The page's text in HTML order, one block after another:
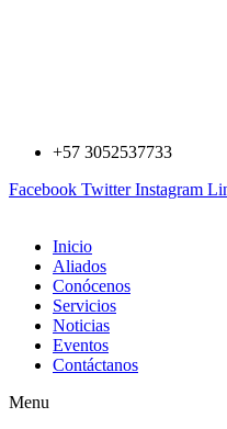
+57 3052537733
Facebook Twitter Instagram
Inicio
Aliados
Conócenos
Servicios
Noticias
Eventos
Contáctanos
Menu